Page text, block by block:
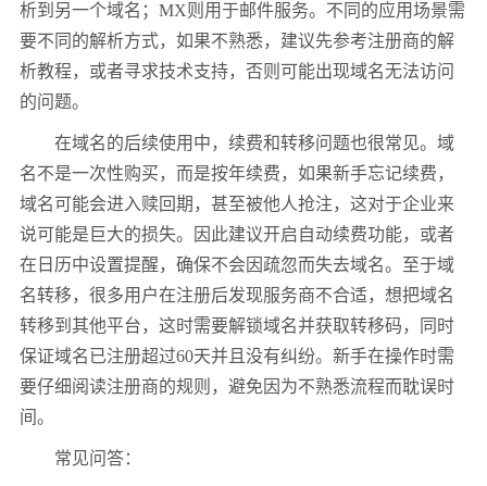
析到另一个域名；MX则用于邮件服务。不同的应用场景需
要不同的解析方式，如果不熟悉，建议先参考注册商的解
析教程，或者寻求技术支持，否则可能出现域名无法访问
的问题。
在域名的后续使用中，续费和转移问题也很常见。域
名不是一次性购买，而是按年续费，如果新手忘记续费，
域名可能会进入赎回期，甚至被他人抢注，这对于企业来
说可能是巨大的损失。因此建议开启自动续费功能，或者
在日历中设置提醒，确保不会因疏忽而失去域名。至于域
名转移，很多用户在注册后发现服务商不合适，想把域名
转移到其他平台，这时需要解锁域名并获取转移码，同时
保证域名已注册超过60天并且没有纠纷。新手在操作时需
要仔细阅读注册商的规则，避免因为不熟悉流程而耽误时
间。
常见问答：